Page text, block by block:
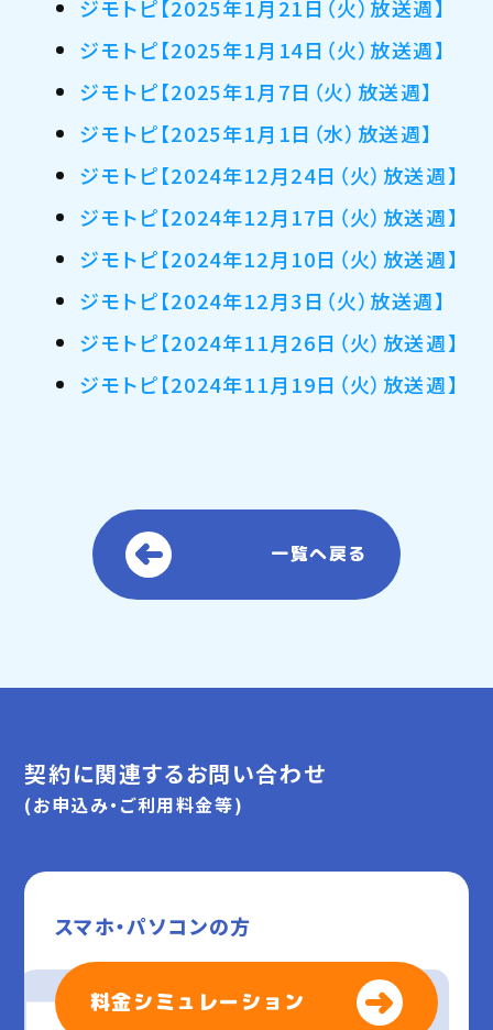
ジモトピ【2025年1月21日（火）放送週】
ジモトピ【2025年1月14日（火）放送週】
ジモトピ【2025年1月7日（火）放送週】
ジモトピ【2025年1月1日（水）放送週】
ジモトピ【2024年12月24日（火）放送週】
ジモトピ【2024年12月17日（火）放送週】
ジモトピ【2024年12月10日（火）放送週】
ジモトピ【2024年12月3日（火）放送週】
ジモトピ【2024年11月26日（火）放送週】
ジモトピ【2024年11月19日（火）放送週】
一覧へ戻る
契約に関連するお問い合わせ
(お申込み・ご利用料金等)
スマホ・パソコンの方
料金シミュレーション